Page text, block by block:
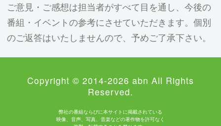
ご意見・ご感想は担当者がすべて目を通し、今後の
番組・イベントの参考にさせていただきます。個別
のご返答はいたしませんので、予めご了承下さい。
Copyright © 2014-2026 abn All Rights
Reserved.
弊社の番組ならびに本サイトに掲載されている
映像、音声、写真、音楽などの著作物を許可なく